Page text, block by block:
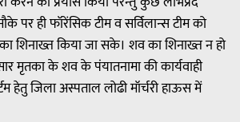
पर ही फॉरेंसिक टीम व सर्विलान्स टीम को
शिनाख्त किया जा सके। शव का शिनाख्त न हो
मृतका के शव के पंयातनामा की कार्यवाही
हेतु जिला अस्पताल लोढी मॉर्चरी हाऊस में